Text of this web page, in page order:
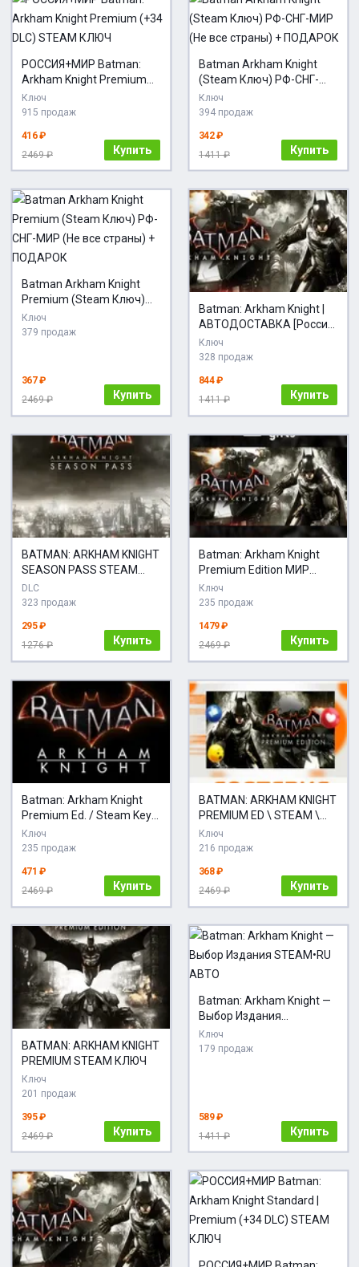
РОССИЯ+МИР Batman:
Arkham Knight Premium
(+34 DLC) STEAM КЛЮЧ
Ключ
915 продаж
416 ₽
2469 ₽
Купить
Batman Arkham Knight
(Steam Ключ) РФ-СНГ-
МИР (Не все страны) +
ПОДАРОК
Ключ
394 продаж
342 ₽
1411 ₽
Купить
Batman Arkham Knight
Premium (Steam Ключ)
РФ-СНГ-МИР (Не все
страны) + ПОДАРОК
Ключ
379 продаж
367 ₽
2469 ₽
Купить
Batman: Arkham Knight |
АВТОДОСТАВКА [Россия
Gift]
Ключ
328 продаж
844 ₽
1411 ₽
Купить
BATMAN: ARKHAM KNIGHT
SEASON PASS STEAM
КЛЮЧ
DLC
323 продаж
295 ₽
1276 ₽
Купить
Batman: Arkham Knight
Premium Edition МИР
АВТО
Ключ
235 продаж
1479 ₽
2469 ₽
Купить
Batman: Arkham Knight
Premium Ed. / Steam Key /
GLOBAL | АВТОВЫДАЧА
24/7
Ключ
235 продаж
471 ₽
2469 ₽
Купить
BATMAN: ARKHAM KNIGHT
PREMIUM ED \ STEAM \
КЛЮЧ
Ключ
216 продаж
368 ₽
2469 ₽
Купить
BATMAN: ARKHAM KNIGHT
PREMIUM STEAM КЛЮЧ
Ключ
201 продаж
395 ₽
2469 ₽
Купить
Batman: Arkham Knight —
Выбор Издания
STEAM•RU АВТО
Ключ
179 продаж
589 ₽
1411 ₽
Купить